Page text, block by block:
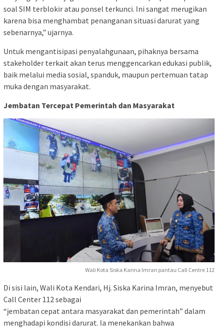
soal SIM terblokir atau ponsel terkunci. Ini sangat merugikan
karena bisa menghambat penanganan situasi darurat yang
sebenarnya,” ujarnya.
Untuk mengantisipasi penyalahgunaan, pihaknya bersama
stakeholder terkait akan terus menggencarkan edukasi publik,
baik melalui media sosial, spanduk, maupun pertemuan tatap
muka dengan masyarakat.
Jembatan Tercepat Pemerintah dan Masyarakat
Wali Kota Siska Karina Imran pantau Call Centre 112
Di sisi lain, Wali Kota Kendari, Hj. Siska Karina Imran, menyebut
Call Center 112 sebagai
“jembatan cepat antara masyarakat dan pemerintah” dalam
menghadapi kondisi darurat. Ia menekankan bahwa